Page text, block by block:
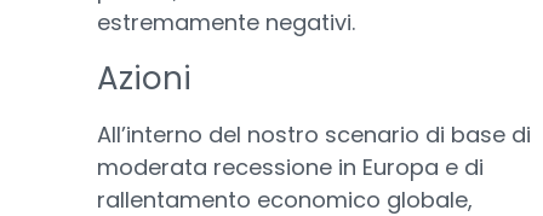
estremamente negativi.
Azioni
All’interno del nostro scenario di base di
moderata recessione in Europa e di
rallentamento economico globale,